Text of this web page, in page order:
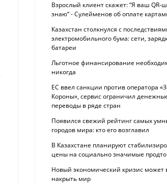
Взрослый клиент скажет: “Я ваш
знаю“ - Сулейменов об оплате
Казахстан столкнулся с
электромобильного бума: сети,
батареи
Льготное финансирование
никогда
ЕС ввел санкции против оператора
Короны», сервис ограничил
переводы в ряде стран
Появился свежий рейтинг самых
городов мира: кто его возглавил
В Казахстане планируют
цены на социально значимые
Новый экономический кризис может
накрыть мир